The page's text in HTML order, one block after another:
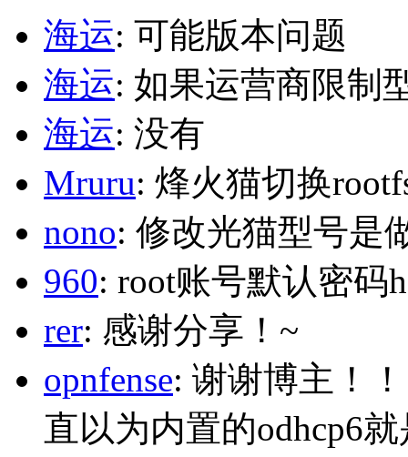
海运: 可能版本问题
海运: 如果运营商限制
海运: 没有
Mruru: 烽火猫切换
nono: 修改光猫型号是
960: root账号默认密码
rer: 感谢分享！~
opnfense: 谢谢博主！
直以为内置的odhcp6